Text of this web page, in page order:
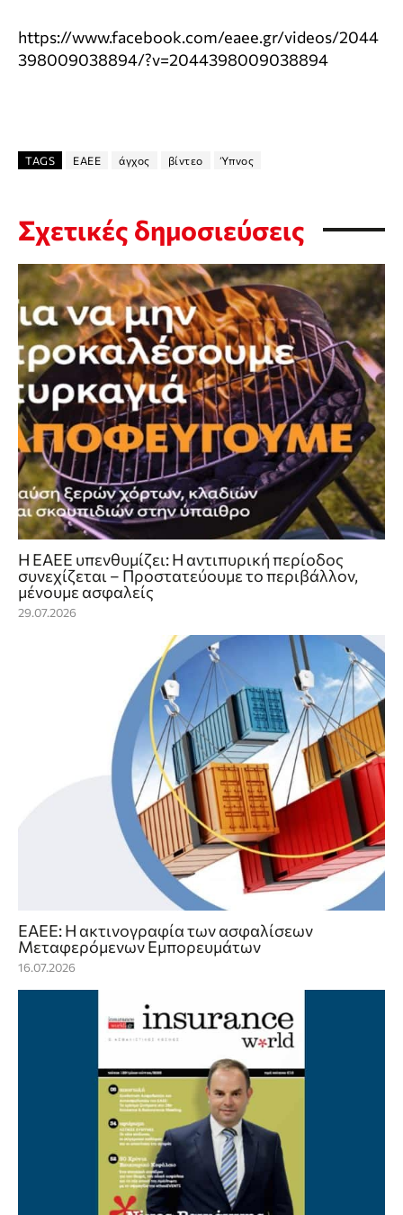
https://www.facebook.com/eaee.gr/videos/2044
398009038894/?v=2044398009038894
TAGS EAEE άγχος βίντεο Ύπνος
Σχετικές δημοσιεύσεις
Η ΕΑΕΕ υπενθυμίζει: Η αντιπυρική περίοδος
συνεχίζεται – Προστατεύουμε το περιβάλλον,
μένουμε ασφαλείς
29.07.2026
ΕΑΕΕ: Η ακτινογραφία των ασφαλίσεων
Μεταφερόμενων Εμπορευμάτων
16.07.2026